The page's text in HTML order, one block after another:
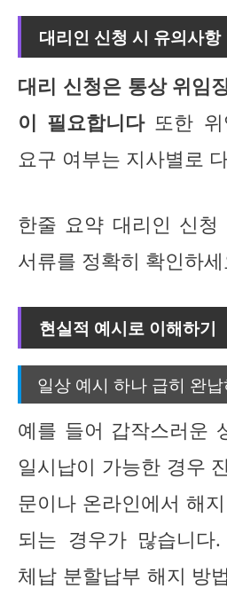
대리인 신청 시 유의사항
대리 신청은 통상 위임
이 필요합니다또한 위
요구 여부는 지사별로
한줄 요약 대리인 신
서류를 정확히 확인하
현실적 예시로 이해하기
일상 예시 하나 급히 완
예를 들어 갑작스러운
일시납이 가능한 경우
문이나 온라인에서 해
되는 경우가 많습니다
체납 분할납부 해지 방